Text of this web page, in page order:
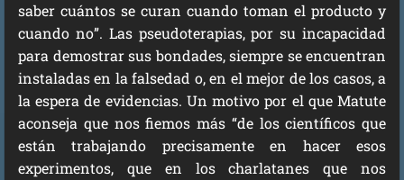
saber cuántos se curan cuando toman el producto y
cuando no”. Las pseudoterapias, por su incapacidad
para demostrar sus bondades, siempre se encuentran
instaladas en la falsedad o, en el mejor de los casos, a
la espera de evidencias. Un motivo por el que Matute
aconseja que nos fiemos más “de los científicos que
están trabajando precisamente en hacer esos
experimentos, que en los charlatanes que nos